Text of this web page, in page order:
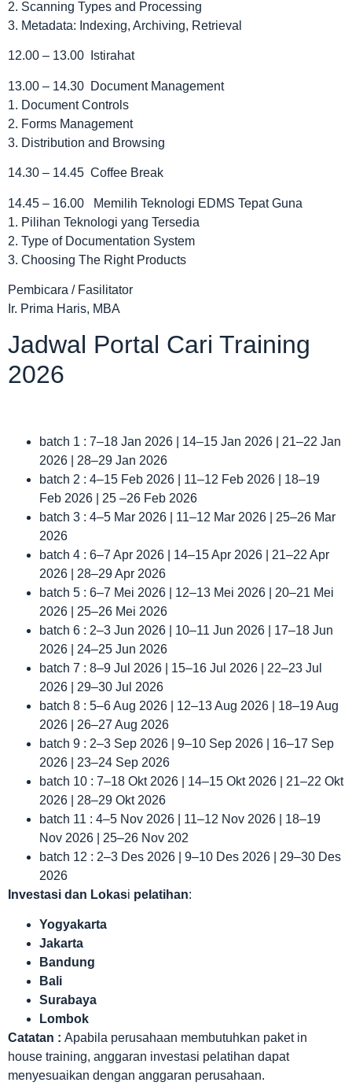
2. Scanning Types and Processing
3. Metadata: Indexing, Archiving, Retrieval
12.00 – 13.00 Istirahat
13.00 – 14.30 Document Management
1. Document Controls
2. Forms Management
3. Distribution and Browsing
14.30 – 14.45 Coffee Break
14.45 – 16.00 Memilih Teknologi EDMS Tepat Guna
1. Pilihan Teknologi yang Tersedia
2. Type of Documentation System
3. Choosing The Right Products
Pembicara / Fasilitator
Ir. Prima Haris, MBA
Jadwal Portal Cari Training
2026
batch 1 : 7–18 Jan 2026 | 14–15 Jan 2026 | 21–22 Jan
2026 | 28–29 Jan 2026
batch 2 : 4–15 Feb 2026 | 11–12 Feb 2026 | 18–19
Feb 2026 | 25 –26 Feb 2026
batch 3 : 4–5 Mar 2026 | 11–12 Mar 2026 | 25–26 Mar
2026
batch 4 : 6–7 Apr 2026 | 14–15 Apr 2026 | 21–22 Apr
2026 | 28–29 Apr 2026
batch 5 : 6–7 Mei 2026 | 12–13 Mei 2026 | 20–21 Mei
2026 | 25–26 Mei 2026
batch 6 : 2–3 Jun 2026 | 10–11 Jun 2026 | 17–18 Jun
2026 | 24–25 Jun 2026
batch 7 : 8–9 Jul 2026 | 15–16 Jul 2026 | 22–23 Jul
2026 | 29–30 Jul 2026
batch 8 : 5–6 Aug 2026 | 12–13 Aug 2026 | 18–19 Aug
2026 | 26–27 Aug 2026
batch 9 : 2–3 Sep 2026 | 9–10 Sep 2026 | 16–17 Sep
2026 | 23–24 Sep 2026
batch 10 : 7–18 Okt 2026 | 14–15 Okt 2026 | 21–22 Okt
2026 | 28–29 Okt 2026
batch 11 : 4–5 Nov 2026 | 11–12 Nov 2026 | 18–19
Nov 2026 | 25–26 Nov 202
batch 12 : 2–3 Des 2026 | 9–10 Des 2026 | 29–30 Des
2026
Investasi dan Lokasi pelatihan:
Yogyakarta
Jakarta
Bandung
Bali
Surabaya
Lombok
Catatan : Apabila perusahaan membutuhkan paket in
house training, anggaran investasi pelatihan dapat
menyesuaikan dengan anggaran perusahaan.